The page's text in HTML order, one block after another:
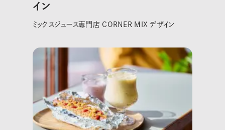
イン
ミックスジュース専門店 CORNER MIX デザイン